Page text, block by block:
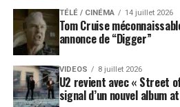
TÉLÉ / CINÉMA 14 juillet 2026
Tom Cruise
annonce de “Digger”
VIDEOS 8 juillet 2026
U2 revient avec « Street
signal d’un nouvel album